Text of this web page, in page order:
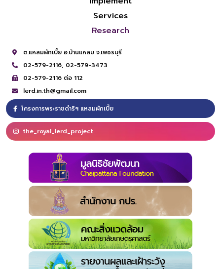
Services
Research
ต.แหลมผักเบี้ย อ.บ้านแหลม จ.เพชรบุรี
02-579-2116, 02-579-3473
02-579-2116 ต่อ 112
lerd.in.th@gmail.com
โครงการพระราชดำริฯ แหลมผักเบี้ย
the_royal_lerd_project